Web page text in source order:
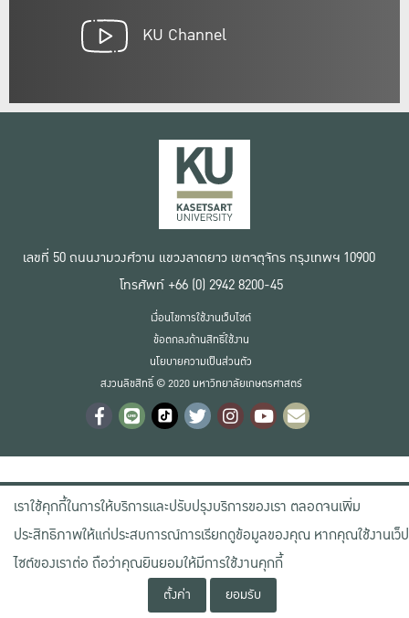
KU Channel
เลขที่ 50 ถนนงามวงศ์วาน แขวงลาดยาว เขตจตุจักร กรุงเทพฯ 10900
โทรศัพท์ +66 (0) 2942 8200-45
สงวนลิขสิทธิ์ © 2020 มหาวิทยาลัยเกษตรศาสตร์
เงื่อนไขการใช้งานเว็บไซต์
ข้อตกลงด้านสิทธิ์ใช้งาน
นโยบายความเป็นส่วนตัว
เราใช้คุกกี้ในการให้บริการและปรับปรุงบริการของเรา ตลอดจนเพิ่ม
ประสิทธิภาพให้แก่ประสบการณ์การเรียกดูข้อมูลของคุณ หากคุณใช้งานเว็ป
ไซต์ของเราต่อ ถือว่าคุณยินยอมให้มีการใช้งานคุกกี้
ตั้งค่า ยอมรับ